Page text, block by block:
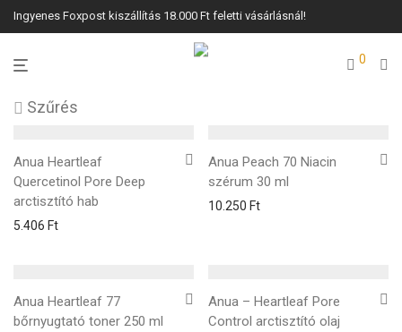
Ingyenes Foxpost kiszállítás 18.000 Ft feletti vásárlásnál!
0
Szűrés
Anua Heartleaf
Quercetinol Pore Deep
arctisztító hab
5.406 Ft
Anua Peach 70 Niacin
szérum 30 ml
10.250 Ft
Anua Heartleaf 77
bőrnyugtató toner 250 ml
Anua – Heartleaf Pore
Control arctisztító olaj